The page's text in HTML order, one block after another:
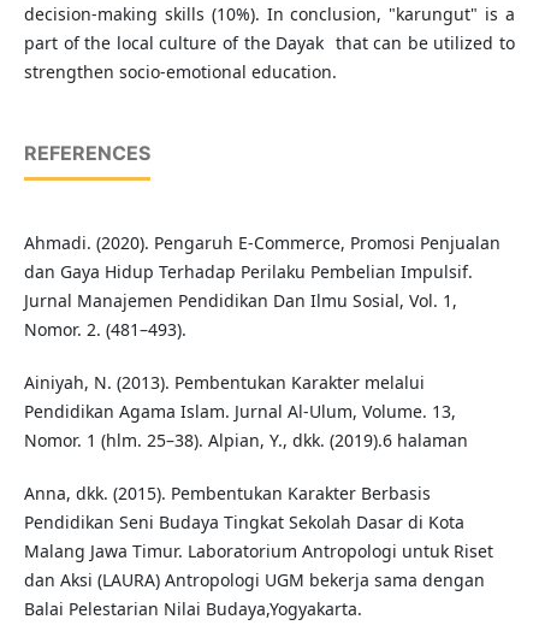
decision-making skills (10%). In conclusion, "karungut" is a
part of the local culture of the Dayak that can be utilized to
strengthen socio-emotional education.
REFERENCES
Ahmadi. (2020). Pengaruh E-Commerce, Promosi Penjualan
dan Gaya Hidup Terhadap Perilaku Pembelian Impulsif.
Jurnal Manajemen Pendidikan Dan Ilmu Sosial, Vol. 1,
Nomor. 2. (481–493).
Ainiyah, N. (2013). Pembentukan Karakter melalui
Pendidikan Agama Islam. Jurnal Al-Ulum, Volume. 13,
Nomor. 1 (hlm. 25–38). Alpian, Y., dkk. (2019).6 halaman
Anna, dkk. (2015). Pembentukan Karakter Berbasis
Pendidikan Seni Budaya Tingkat Sekolah Dasar di Kota
Malang Jawa Timur. Laboratorium Antropologi untuk Riset
dan Aksi (LAURA) Antropologi UGM bekerja sama dengan
Balai Pelestarian Nilai Budaya,Yogyakarta.